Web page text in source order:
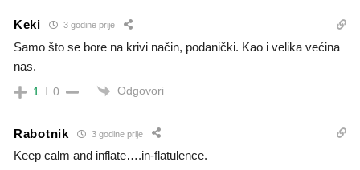
Keki 3 godine prije
Samo što se bore na krivi način, podanički. Kao i velika većina
nas.
1 0 Odgovori
Rabotnik 3 godine prije
Keep calm and inflate….in-flatulence.